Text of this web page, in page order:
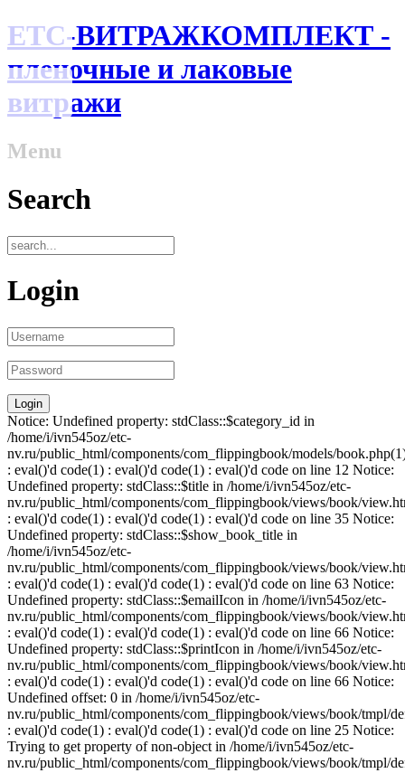
ЕТС-ВИТРАЖКОМПЛЕКТ -
пленочные и лаковые
витражи
Menu
Search
Login
Notice: Undefined property: stdClass::$category_id in
/home/i/ivn545oz/etc-
nv.ru/public_html/components/com_flippingbook/models/
: eval()'d code(1) : eval()'d code(1) : eval()'d code on line 12 Notice:
Undefined property: stdClass::$title in /home/i/ivn545oz/etc-
nv.ru/public_html/components/com_flippingbook/views/book/
: eval()'d code(1) : eval()'d code(1) : eval()'d code on line 35 Notice:
Undefined property: stdClass::$show_book_title in
/home/i/ivn545oz/etc-
nv.ru/public_html/components/com_flippingbook/views/book/
: eval()'d code(1) : eval()'d code(1) : eval()'d code on line 63 Notice:
Undefined property: stdClass::$emailIcon in /home/i/ivn545oz/etc-
nv.ru/public_html/components/com_flippingbook/views/book/
: eval()'d code(1) : eval()'d code(1) : eval()'d code on line 66 Notice:
Undefined property: stdClass::$printIcon in /home/i/ivn545oz/etc-
nv.ru/public_html/components/com_flippingbook/views/book/
: eval()'d code(1) : eval()'d code(1) : eval()'d code on line 66 Notice:
Undefined offset: 0 in /home/i/ivn545oz/etc-
nv.ru/public_html/components/com_flippingbook/views/book/tmpl/
: eval()'d code(1) : eval()'d code(1) : eval()'d code on line 25 Notice:
Trying to get property of non-object in /home/i/ivn545oz/etc-
nv.ru/public_html/components/com_flippingbook/views/book/tmpl/